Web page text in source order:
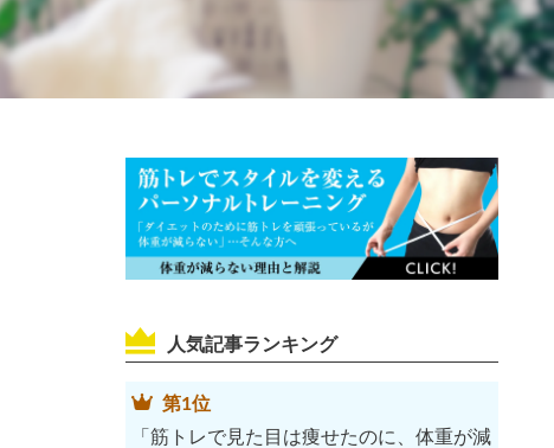
人気記事ランキング
第1位
「筋トレで見た目は痩せたのに、体重が減